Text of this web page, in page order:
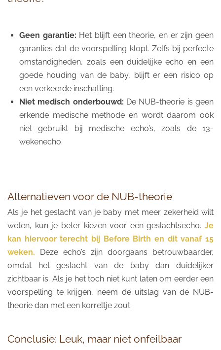
Geen garantie: Het blijft een theorie, en er zijn geen
garanties dat de voorspelling klopt. Zelfs bij perfecte
omstandigheden, zoals een duidelijke echo en een
goede houding van de baby, blijft er een risico op
een verkeerde inschatting.
Niet medisch onderbouwd: De NUB-theorie is geen
erkende medische methode en wordt daarom ook
niet gebruikt bij medische echo’s, zoals de 13-
wekenecho.
Alternatieven voor de NUB-theorie
Als je het geslacht van je baby met meer zekerheid wilt
weten, kun je beter kiezen voor een geslachtsecho. Je
kan hiervoor terecht bij Before Birth en dit vanaf 15
weken. Deze echo’s zijn doorgaans betrouwbaarder,
omdat het geslacht van de baby dan duidelijker
zichtbaar is. Als je het toch niet kunt laten om eerder een
voorspelling te krijgen, neem de uitslag van de NUB-
theorie dan met een korreltje zout.
Conclusie: Leuk, maar niet onfeilbaar